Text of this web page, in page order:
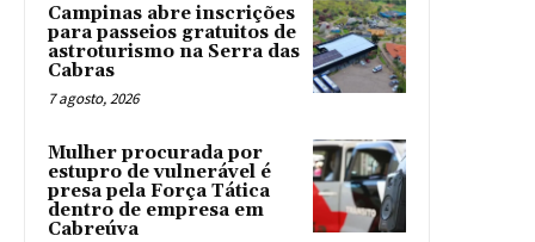
Campinas abre inscrições
para passeios gratuitos de
astroturismo na Serra das
Cabras
7 agosto, 2026
Mulher procurada por
estupro de vulnerável é
presa pela Força Tática
dentro de empresa em
Cabreúva